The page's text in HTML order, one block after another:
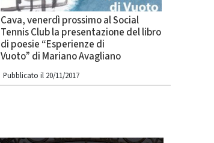
Cava, venerdì prossimo al Social
Tennis Club la presentazione del libro
di poesie “Esperienze di
Vuoto” di Mariano Avagliano
Pubblicato il 20/11/2017